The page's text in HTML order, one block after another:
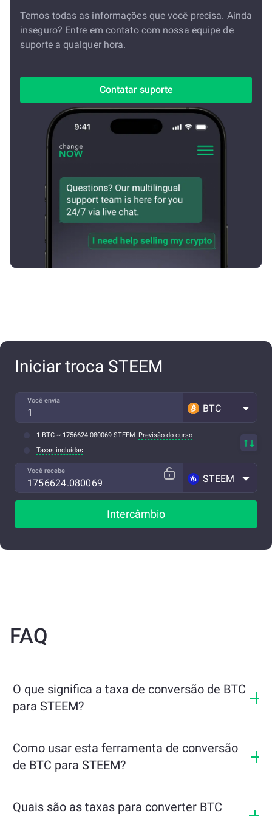
Temos todas as informações que você precisa. Ainda
inseguro? Entre em contato com nossa equipe de
suporte a qualquer hora.
Contatar suporte
Iniciar troca STEEM
Você envia
BTC
1 BTC ~ 1756624.080069 STEEM Previsão do curso
Taxas incluídas
Você recebe
STEEM
Intercâmbio
FAQ
O que significa a taxa de conversão de BTC
para STEEM?
receberá em troca de BTC. Essa taxa varia de acordo
com as condições de mercado, a oferta e a demanda, e
a liquidez.
Como usar esta ferramenta de conversão
de BTC para STEEM?
a ferramenta calculará o valor estimado de STEEM que
Quais são as taxas para converter BTC